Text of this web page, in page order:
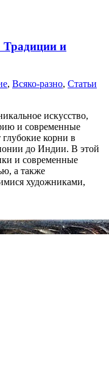
Традиции и
, Всяко-разно, Статьи
искусство,
и современные
корни в
до Индии. В этой
и современные
а также
художниками,